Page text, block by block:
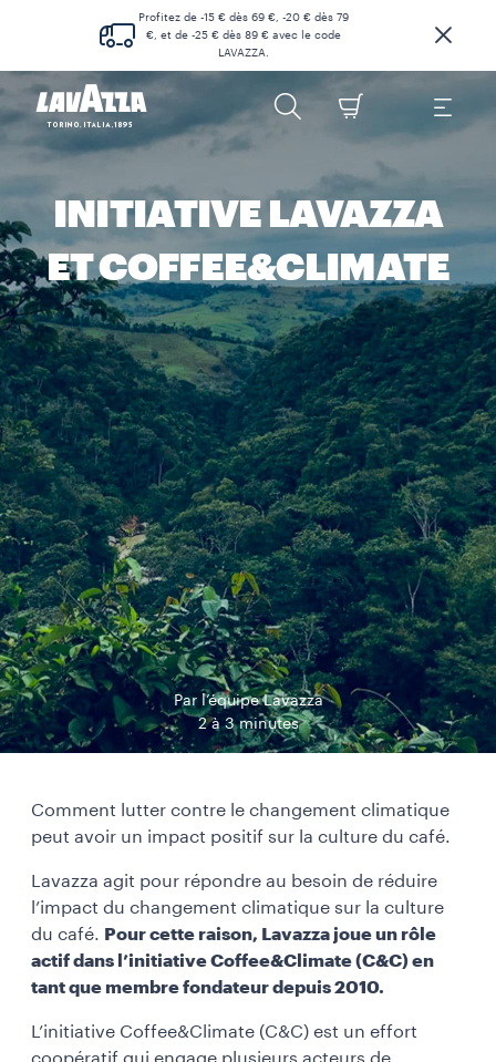
Profitez de -15 € dès 69 €, -20 € dès 79
€, et de -25 € dès 89 € avec le code
LAVAZZA.
INITIATIVE LAVAZZA
ET COFFEE&CLIMATE
Par l’équipe Lavazza
2 à 3 minutes
Comment lutter contre le changement climatique
peut avoir un impact positif sur la culture du café.
Lavazza agit pour répondre au besoin de réduire
l’impact du changement climatique sur la culture
du café. Pour cette raison, Lavazza joue un rôle
actif dans l’initiative Coffee&Climate (C&C) en
tant que membre fondateur depuis 2010.
L’initiative Coffee&Climate (C&C) est un effort